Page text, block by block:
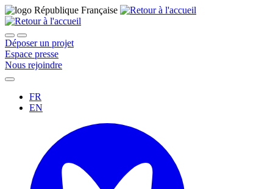
Déposer un projet
Espace presse
Nous rejoindre
FR
EN